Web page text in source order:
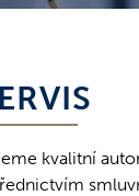
kvalitní